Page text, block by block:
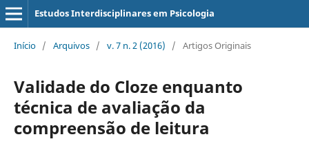
Estudos Interdisciplinares em Psicologia
Início / Arquivos / v. 7 n. 2 (2016) / Artigos Originais
Validade do Cloze enquanto
técnica de avaliação da
compreensão de leitura